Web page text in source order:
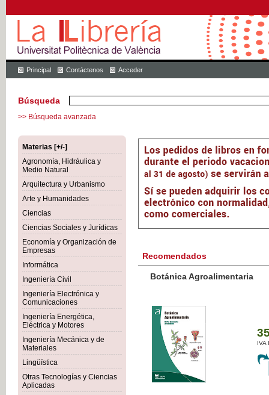
Principal Contáctenos Acceder
Búsqueda
>> Búsqueda avanzada
Materias [+/-]
Agronomía, Hidráulica y
Medio Natural
Arquitectura y Urbanismo
Arte y Humanidades
Ciencias
Ciencias Sociales y Jurídicas
Economía y Organización de
Empresas
Informática
Ingeniería Civil
Ingeniería Electrónica y
Comunicaciones
Ingeniería Energética,
Eléctrica y Motores
Ingeniería Mecánica y de
Materiales
Lingüística
Otras Tecnologías y Ciencias
Aplicadas
Recomendados
Botánica Agroalimentaria
IVA